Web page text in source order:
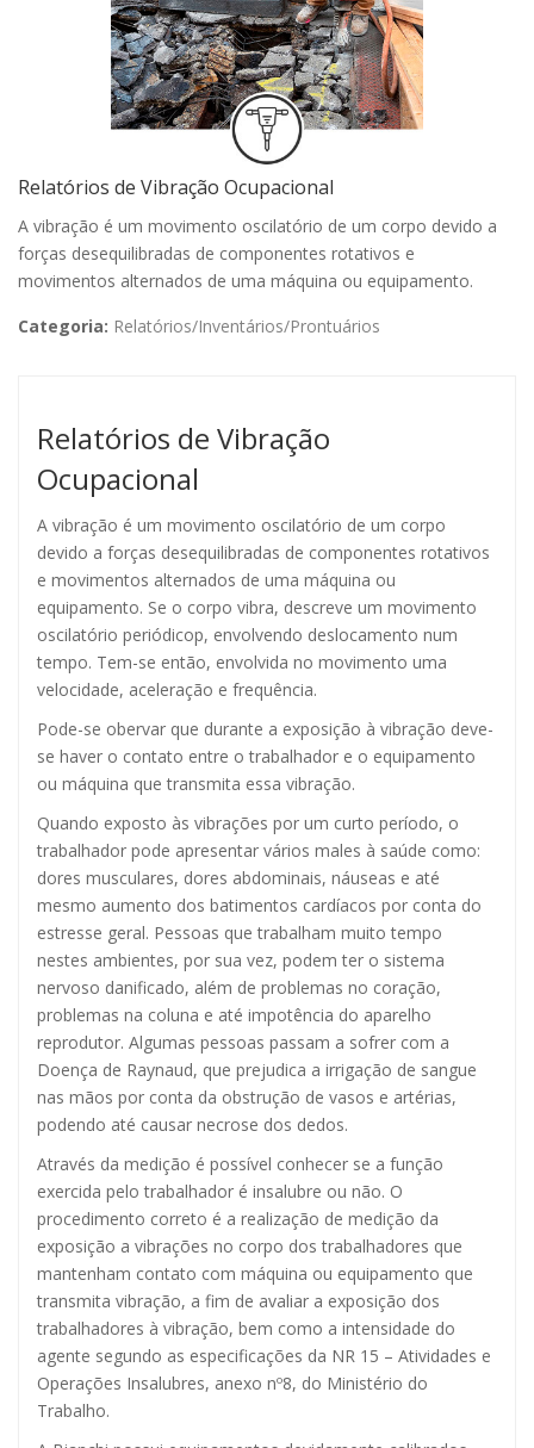
Relatórios de Vibração Ocupacional
A vibração é um movimento oscilatório de um corpo devido a
forças desequilibradas de componentes rotativos e
movimentos alternados de uma máquina ou equipamento.
Categoria: Relatórios/Inventários/Prontuários
Relatórios de Vibração
Ocupacional
A vibração é um movimento oscilatório de um corpo
devido a forças desequilibradas de componentes rotativos
e movimentos alternados de uma máquina ou
equipamento. Se o corpo vibra, descreve um movimento
oscilatório periódicop, envolvendo deslocamento num
tempo. Tem-se então, envolvida no movimento uma
velocidade, aceleração e frequência.
Pode-se obervar que durante a exposição à vibração deve-
se haver o contato entre o trabalhador e o equipamento
ou máquina que transmita essa vibração.
Quando exposto às vibrações por um curto período, o
trabalhador pode apresentar vários males à saúde como:
dores musculares, dores abdominais, náuseas e até
mesmo aumento dos batimentos cardíacos por conta do
estresse geral. Pessoas que trabalham muito tempo
nestes ambientes, por sua vez, podem ter o sistema
nervoso danificado, além de problemas no coração,
problemas na coluna e até impotência do aparelho
reprodutor. Algumas pessoas passam a sofrer com a
Doença de Raynaud, que prejudica a irrigação de sangue
nas mãos por conta da obstrução de vasos e artérias,
podendo até causar necrose dos dedos.
Através da medição é possível conhecer se a função
exercida pelo trabalhador é insalubre ou não. O
procedimento correto é a realização de medição da
exposição a vibrações no corpo dos trabalhadores que
mantenham contato com máquina ou equipamento que
transmita vibração, a fim de avaliar a exposição dos
trabalhadores à vibração, bem como a intensidade do
agente segundo as especificações da NR 15 – Atividades e
Operações Insalubres, anexo nº8, do Ministério do
Trabalho.